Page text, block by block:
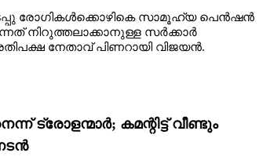
രോഗികൾക്കൊഴികെ സാമൂഹ്യ പെൻഷൻ
നിറുത്തലാക്കാനുള്ള സർക്കാർ
നേതാവ് പിണറായി വിജയൻ.
ട്രോളന്മാർ; കമന്റിട്ട് വീണ്ടും